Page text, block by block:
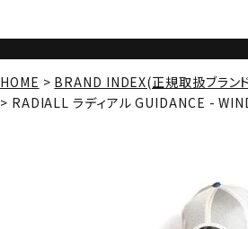
HOME
BRAND INDEX(正規取扱ブラン
RADIALL ラディアル GUIDANCE -